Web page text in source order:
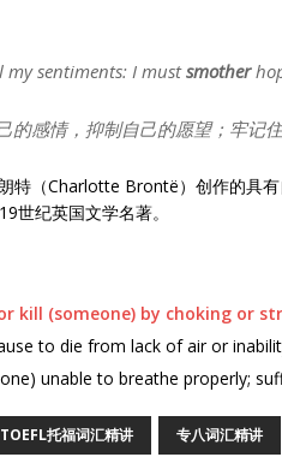
my sentiments: I mustsmother
的感情，抑制自己的愿望；牢记住
特（Charlotte Brontë）创作的具
世纪英国文学名著。
kill (someone) by choking or
to die from lack of air or
unable to breathe properly;
TOEFL托福词汇精讲 专八词汇精讲